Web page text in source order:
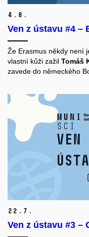
4. 8.
Ven z ústavu #4 –
Že Erasmus někdy není
vlastní kůži zažil Tomáš
zavede do německého
22. 7.
Ven z ústavu #3 –